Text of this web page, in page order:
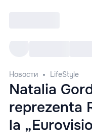
Новости LifeStyle
Natalia
reprezenta
la